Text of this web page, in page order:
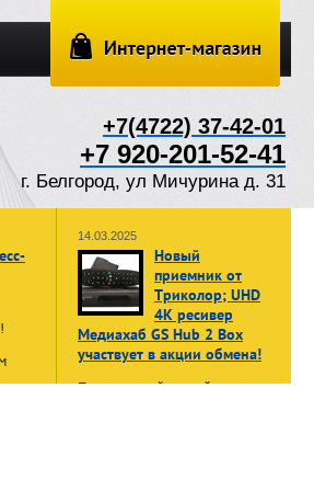
+7(4722) 37-42-01
+7 920-201-52-41
г. Белгород, ул Мичурина д. 31
14.03.2025
Новый
приемник от
Триколор; UHD
4K ресивер
Медиахаб GS Hub 2 Box
участвует в акции обмена!
Принеси свой старый, даже не